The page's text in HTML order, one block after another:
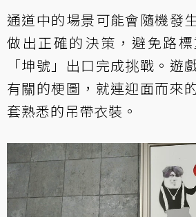
通道中的場景可能會隨機發
做出正確的決策，避免路
「坤號」出口完成挑戰。遊
有關的梗圖，就連迎面而來
套熟悉的吊帶衣裝。